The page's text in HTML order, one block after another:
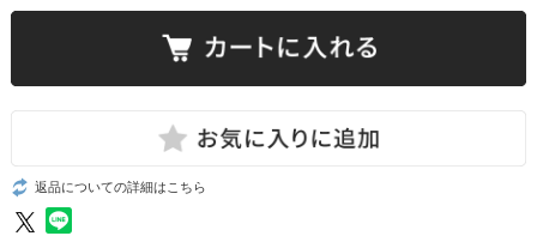
返品についての詳細はこちら